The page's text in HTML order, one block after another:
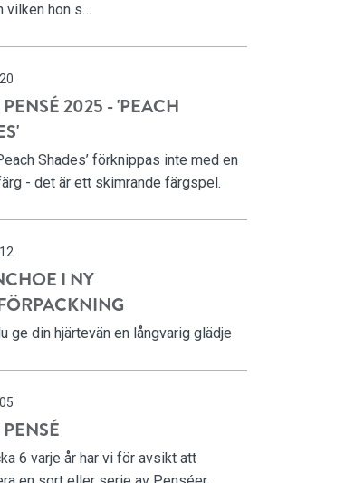
vilken hon s…
PENSÉ 2025 - 'PEACH
Shades’ förknippas inte med en
- det är ett skimrande färgspel.
I NY
ge din hjärtevän en långvarig glädje
6 varje år har vi för avsikt att